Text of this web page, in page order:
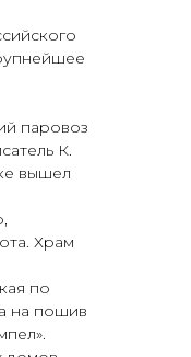
паровоз
К.
вышел
Храм
по
на пошив